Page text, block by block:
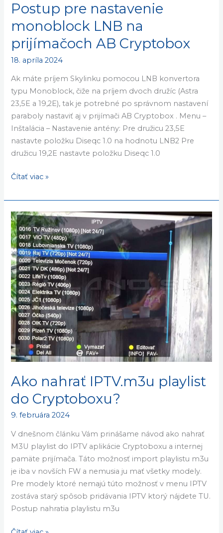
Postup pre nastavenie
monoblock LNB na
prijímačoch AB Cryptobox
18. apríla 2024
Ak máte príjem Skylinku pomocou LNB konvertora
typu Monoblock, čiže na príjem dvoch družíc (Astra
23,5E a 19,2E), tak je potrebné po správnom nastavení
paraboly nastaviť aj v prijímači AB Cryptobox . Menu –
Inštalácia – Nastavenie antény: Pre družicu 23,5E
nastavte položku Diseqc 1.0 na hodnotu LNB2 Pre
družicu 19,2E nastavte položku Diseqc 1.0
Čítať viac »
Ako nahrať IPTV.m3u playlist
do Cryptoboxu?
9. februára 2024
V dnešnom článku Vám prinášame návod ako nahrať
M3U playlist do IPTV aplikácie Cryptoboxu a internej
pamäte prijímača. Táto možnosť import playlistu m3u
je iba v novších FW a nemusia ju mať všetky modely.
Pre modely ktoré nemajú túto možnosť v menu IPTV
zostáva starý spôsob pridávania IPTV ktorý nájdete TU.
Postup nahratia playlistu m3u
Ako
nahrať
IPTV.m3u
playlist
do
Cryptoboxu?